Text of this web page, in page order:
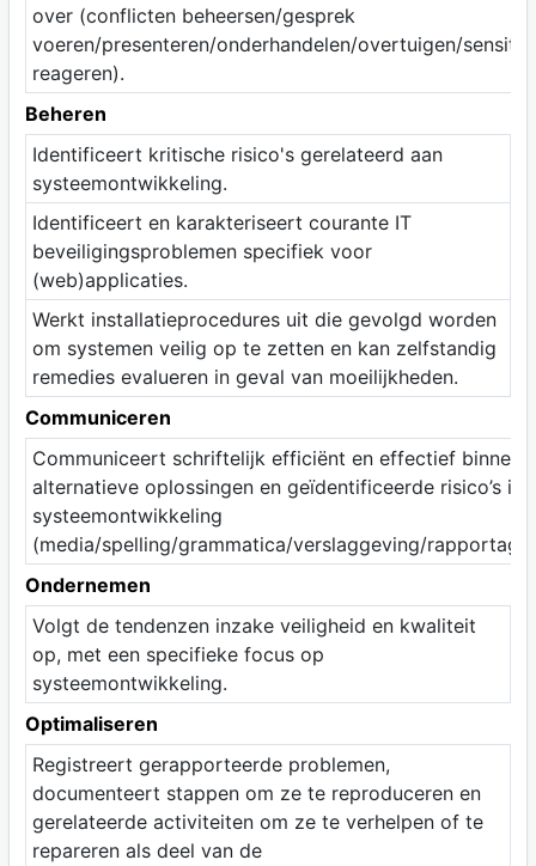
over (conflicten beheersen/gesprek
voeren/presenteren/onderhandelen/overtuigen/
reageren).
Beheren
Identificeert kritische risico's gerelateerd aan
systeemontwikkeling.
Identificeert en karakteriseert courante IT
beveiligingsproblemen specifiek voor
(web)applicaties.
Werkt installatieprocedures uit die gevolgd worden
om systemen veilig op te zetten en kan zelfstandig
remedies evalueren in geval van moeilijkheden.
Communiceren
Communiceert schriftelijk efficiënt en effectief binnen
alternatieve oplossingen en geïdentificeerde risico’s in
systeemontwikkeling
(media/spelling/grammatica/verslaggeving/
Ondernemen
Volgt de tendenzen inzake veiligheid en kwaliteit
op, met een specifieke focus op
systeemontwikkeling.
Optimaliseren
Registreert gerapporteerde problemen,
documenteert stappen om ze te reproduceren en
gerelateerde activiteiten om ze te verhelpen of te
repareren als deel van de